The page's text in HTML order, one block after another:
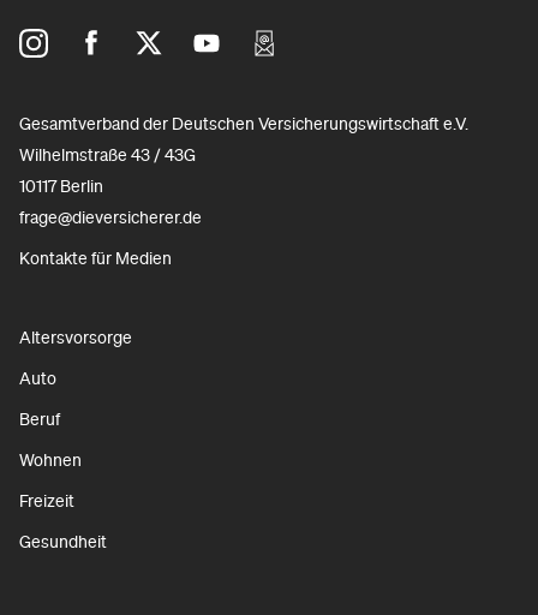
Gesamtverband der Deutschen Versicherungswirtschaft e.V.
Wilhelmstraße 43 / 43G
10117 Berlin
frage@dieversicherer.de
Kontakte für Medien
Altersvorsorge
Auto
Beruf
Wohnen
Freizeit
Gesundheit